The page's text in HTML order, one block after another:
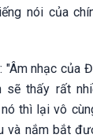
nói của
"Âm nhạc của
sẽ thấy rất
thì lại vô
và nắm bắt